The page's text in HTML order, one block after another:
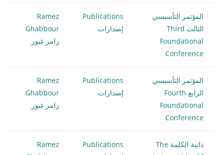
المؤتمر التأسيسي
الثالث Third
Foundational
Conference
Publications
إصدارات
Ramez
Ghabbour
رامز غبور
المؤتمر التأسيسي
الرابع Fourth
Foundational
Conference
Publications
إصدارات
Ramez
Ghabbour
رامز غبور
ذاتية الكلمة The
Publications
Ramez